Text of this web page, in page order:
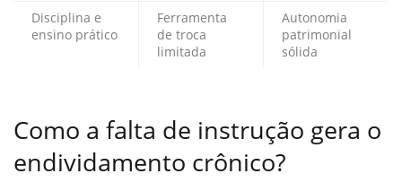
Disciplina e
ensino prático
Ferramenta
de troca
limitada
Autonomia
patrimonial
sólida
Como a falta de instrução gera o
endividamento crônico?